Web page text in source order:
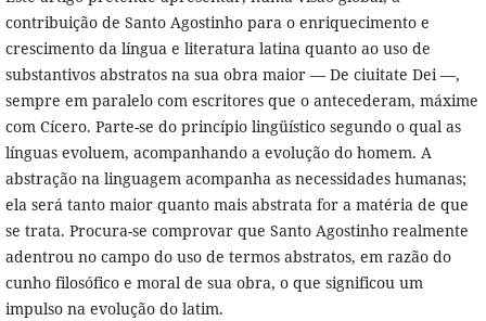
contribuição de Santo Agostinho para o enriquecimento e
crescimento da língua e literatura latina quanto ao uso de
substantivos abstratos na sua obra maior — De ciuitate Dei —,
sempre em paralelo com escritores que o antecederam, máxime
com Cícero. Parte-se do princípio lingüístico segundo o qual as
línguas evoluem, acompanhando a evolução do homem. A
abstração na linguagem acompanha as necessidades humanas;
ela será tanto maior quanto mais abstrata for a matéria de que
se trata. Procura-se comprovar que Santo Agostinho realmente
adentrou no campo do uso de termos abstratos, em razão do
cunho filosófico e moral de sua obra, o que significou um
impulso na evolução do latim.